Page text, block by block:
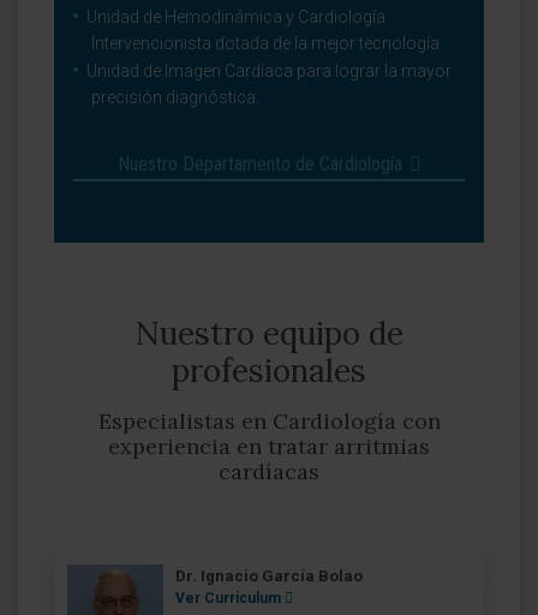
Unidad de Hemodinámica y Cardiología
Intervencionista dotada de la mejor tecnología.
Unidad de Imagen Cardíaca para lograr la mayor
precisión diagnóstica.
Nuestro Departamento de Cardiología
Nuestro equipo de
profesionales
Especialistas en Cardiología con
experiencia en tratar arritmias
cardíacas
Dr. Ignacio García Bolao
Ver Curriculum